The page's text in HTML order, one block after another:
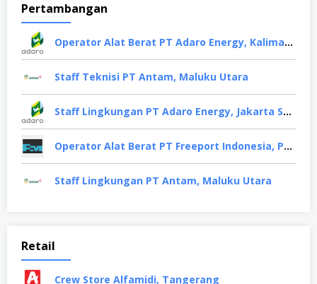
Pertambangan
Operator Alat Berat PT Adaro Energy, Kalimantan Selatan
Staff Teknisi PT Antam, Maluku Utara
Staff Lingkungan PT Adaro Energy, Jakarta Selatan
Operator Alat Berat PT Freeport Indonesia, Papua
Staff Lingkungan PT Antam, Maluku Utara
Retail
Crew Store Alfamidi, Tangerang